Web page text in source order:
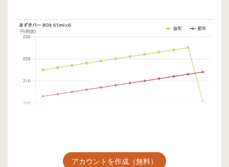
アカウントを作成（無料）